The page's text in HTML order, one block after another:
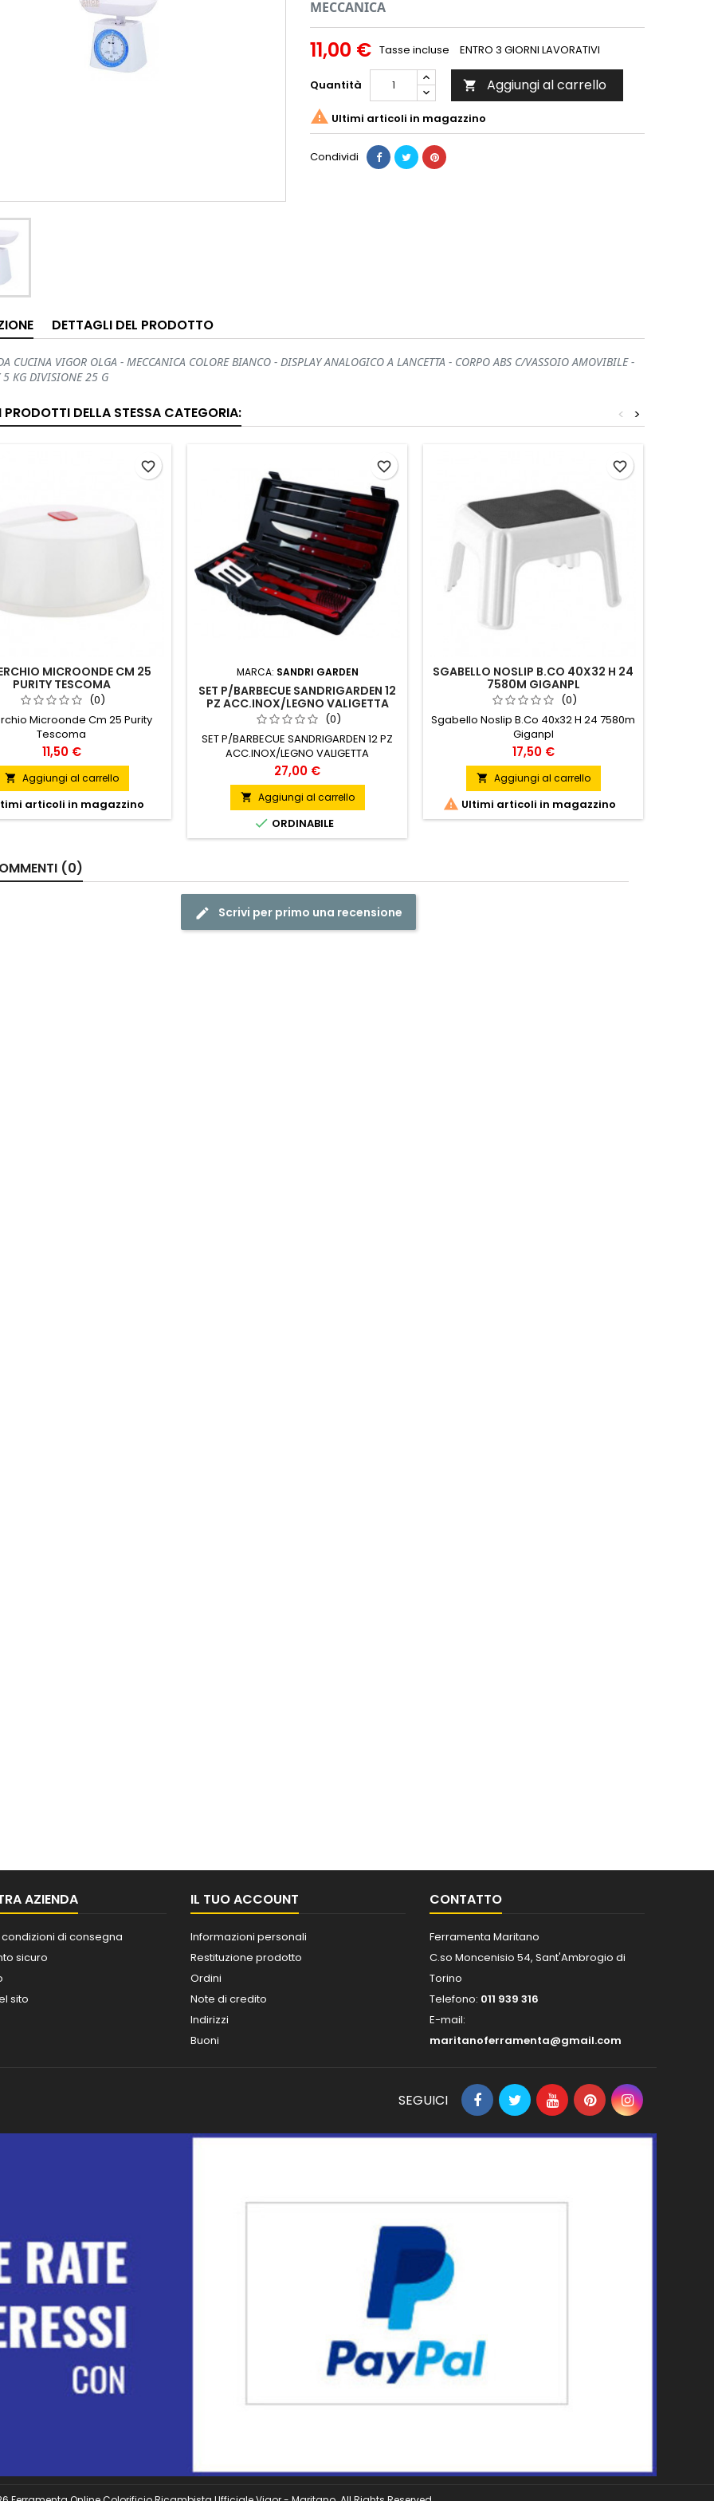
MECCANICA
11,00 € Tasse incluse ENTRO 3 GIORNI LAVORATIVI
Quantità  Aggiungi al carrello
 Ultimi articoli in magazzino
Condividi
DETTAGLI DEL PRODOTTO
CUCINA VIGOR OLGA - MECCANICA COLORE BIANCO - DISPLAY ANALOGICO A LANCETTA - CORPO ABS C/VASSOIO AMOVIBILE -
5 KG DIVISIONE 25 G
PRODOTTI DELLA STESSA CATEGORIA: >
<
MICROONDE CM 25
PURITY TESCOMA
(0)
Microonde Cm 25 Purity
Tescoma
Prezzo
11,50 €
 Aggiungi al carrello
articoli in magazzino
favorite_border
MARCA: SANDRI GARDEN
SET P/BARBECUE SANDRIGARDEN 12
PZ ACC.INOX/LEGNO VALIGETTA
(0)
SET P/BARBECUE SANDRIGARDEN 12 PZ
ACC.INOX/LEGNO VALIGETTA
Prezzo
27,00 €
 Aggiungi al carrello
 ORDINABILE
favorite_border
SGABELLO NOSLIP B.CO 40X32 H 24
7580M GIGANPL
(0)
Sgabello Noslip B.Co 40x32 H 24 7580m
Giganpl
Prezzo
17,50 €
 Aggiungi al carrello
 Ultimi articoli in magazzino
favorite_border
(0)
Scrivi per primo una recensione
AZIENDA
di consegna
sicuro
sito
IL TUO ACCOUNT
Informazioni personali
Restituzione prodotto
Ordini
Note di credito
Indirizzi
Buoni
CONTATTO
Ferramenta Maritano
C.so Moncenisio 54, Sant'Ambrogio di
Torino
Telefono: 011 939 316
E-mail:
maritanoferramenta@gmail.com
SEGUICI